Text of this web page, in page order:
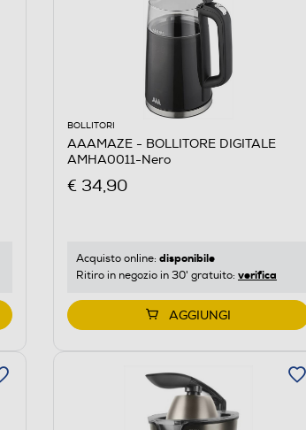
BOLLITORI
AAAMAZE - BOLLITORE DIGITALE
AMHA0011-Nero
€ 34,90
Acquisto online: disponibile
Ritiro in negozio in 30' gratuito: verifica
AGGIUNGI